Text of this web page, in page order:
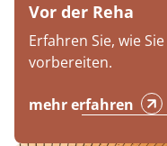
Vor der Reha
Erfahren Sie, wie
vorbereiten.
mehr erfahren